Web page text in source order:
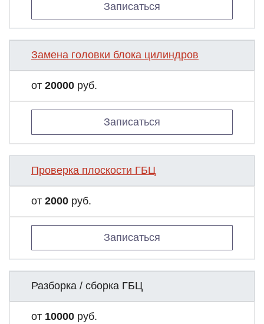
Записаться
Замена головки блока цилиндров
от 20000 руб.
Записаться
Проверка плоскости ГБЦ
от 2000 руб.
Записаться
Разборка / сборка ГБЦ
от 10000 руб.